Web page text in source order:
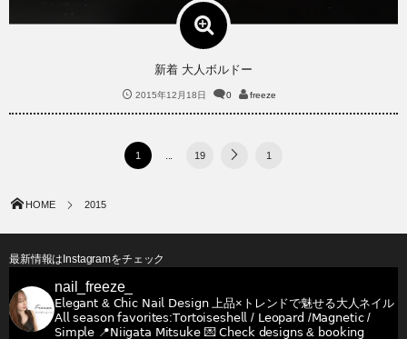
新着 大人ボルドー
2015年12月18日 0 freeze
1 19 1
HOME 2015
最新情報はInstagramをチェック
nail_freeze_
𝖤𝗅𝖾𝗀𝖺𝗇𝗍 & 𝖢𝗁𝗂𝖼 𝖭𝖺𝗂𝗅 𝖣𝖾𝗌𝗂𝗀𝗇上品×トレンドで魅せる大人ネイル
𝖠𝗅𝗅 𝗌𝖾𝖺𝗌𝗈𝗇 𝖿𝖺𝗏𝗈𝗋𝗂𝗍𝖾𝗌:𝖳𝗈𝗋𝗍𝗈𝗂𝗌𝖾𝗌𝗁𝖾𝗅𝗅 / 𝖫𝖾𝗈𝗉𝖺𝗋𝖽 /𝖬𝖺𝗀𝗇𝖾𝗍𝗂𝖼 /
𝖲𝗂𝗆𝗉𝗅𝖾 📍𝖭𝗂𝗂𝗀𝖺𝗍𝖺 𝖬𝗂𝗍𝗌𝗎𝗄𝖾💌 𝖢𝗁𝖾𝖼𝗄 𝖽𝖾𝗌𝗂𝗀𝗇𝗌 & 𝖻𝗈𝗈𝗄𝗂𝗇𝗀